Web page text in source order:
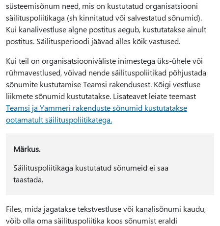
süsteemisõnum need, mis on kustutatud organisatsiooni
säilituspoliitikaga (sh kinnitatud või salvestatud sõnumid).
Kui kanalivestluse algne postitus aegub, kustutatakse ainult
postitus. Säilitusperioodi jäävad alles kõik vastused.
Kui teil on organisatsiooniväliste inimestega üks-ühele või
rühmavestlused, võivad nende säilituspoliitikad põhjustada
sõnumite kustutamise Teamsi rakendusest. Kõigi vestluse
liikmete sõnumid kustutatakse. Lisateavet leiate teemast
Teamsi ja Yammeri rakenduste sõnumid kustutatakse
ootamatult säilituspoliitikatega.
Märkus.
Säilituspoliitikaga kustutatud sõnumeid ei saa
taastada.
Files, mida jagatakse tekstvestluse või kanalisõnumi kaudu,
võib olla oma säilituspoliitika koos sõnumist eraldi